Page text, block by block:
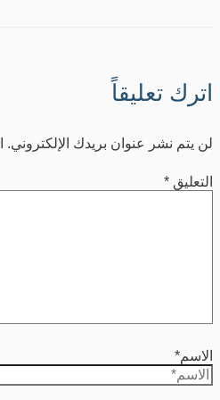
اترك تعليقاً
لن يتم نشر عنوان بريدك الإلكتروني.
التعليق *
الاسم*